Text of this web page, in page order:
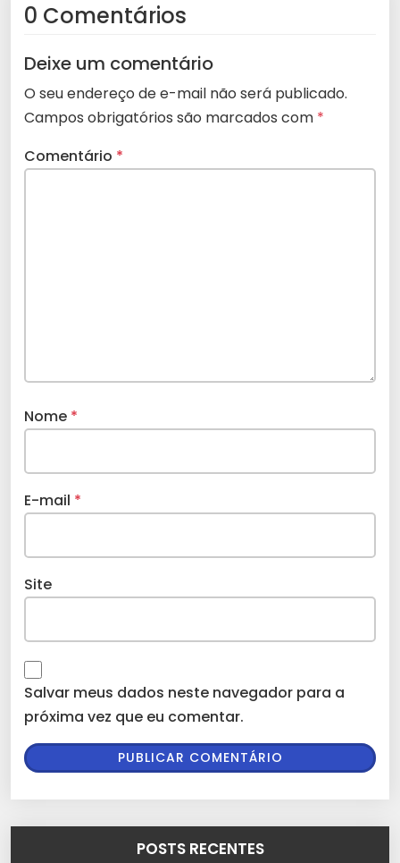
0 Comentários
Deixe um comentário
O seu endereço de e-mail não será publicado.
Campos obrigatórios são marcados com *
Comentário *
Nome *
E-mail *
Site
Salvar meus dados neste navegador para a
próxima vez que eu comentar.
POSTS RECENTES